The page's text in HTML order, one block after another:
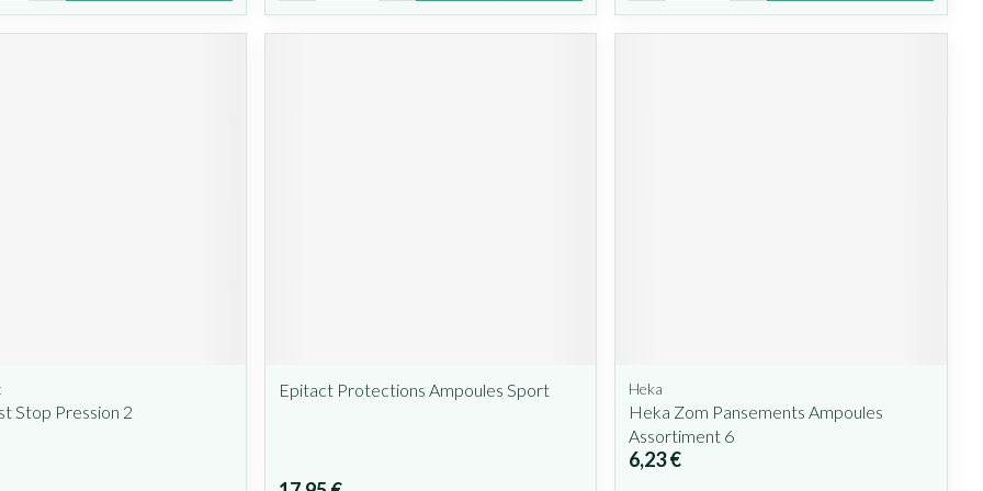
Stop Pression 2
Epitact Protections Ampoules Sport Heka
Heka Zom Pansements Ampoules
Assortiment 6
6,23 €